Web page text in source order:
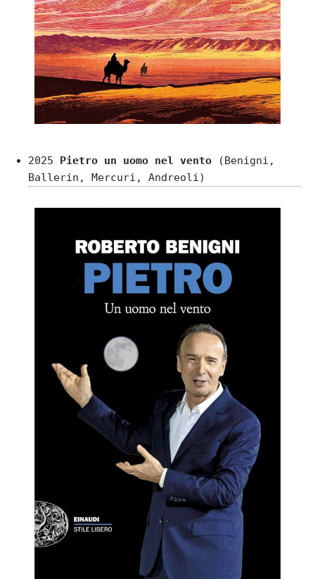
2025 Pietro un uomo nel vento (Benigni,
Ballerin, Mercuri, Andreoli)